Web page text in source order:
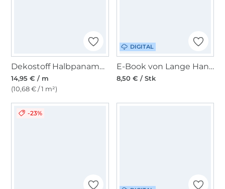
Dekostoff Halbpanama Seaside House
14,95 € / m
(10,68 € / 1 m²)
DIGITAL
E-Book von Lange Hand Wal Turnbeutel Rucksack Scholle
8,50 € / Stk
-23%